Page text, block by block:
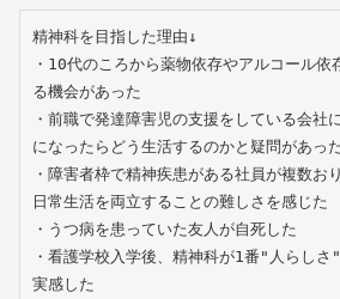
精神科を目指した理由↓
・10代のころから薬物依存やアルコール依
る機会があった
・前職で発達障害児の支援をしている会社
になったらどう生活するのかと疑問があっ
・障害者枠で精神疾患がある社員が複数お
日常生活を両立することの難しさを感じた
・うつ病を患っていた友人が自死した
・看護学校入学後、精神科が1番"人らしさ
実感した